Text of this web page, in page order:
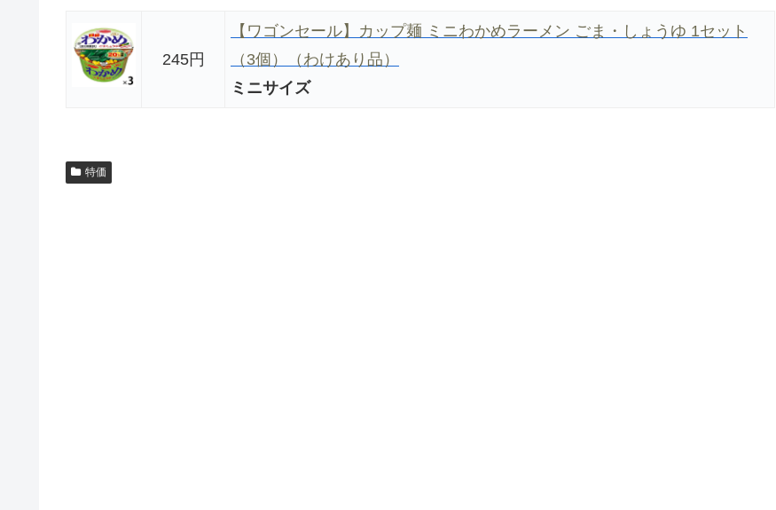
245円
【ワゴンセール】カップ麺 ミニわかめラーメン ごま・しょうゆ 1セット
（3個）（わけあり品）
ミニサイズ
特価